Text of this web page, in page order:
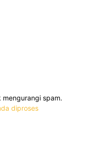
mengurangi spam.
diproses